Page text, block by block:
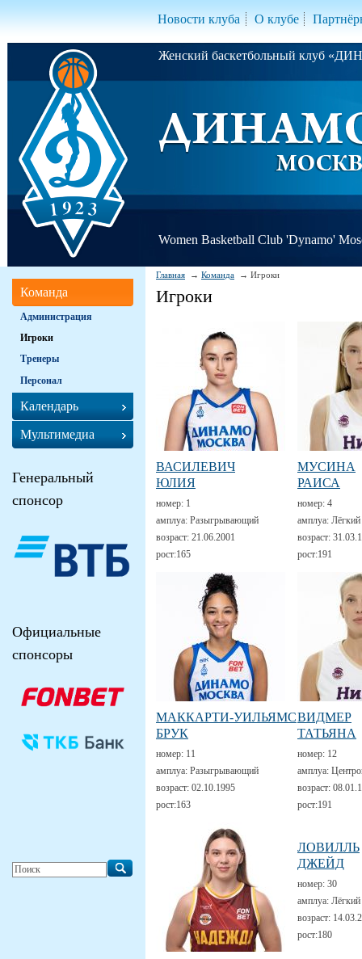
Новости клуба О клубе
Женский баскетбольный клуб
Women Basketball Club 'Dynamo'
Главная Команда Игроки
Игроки
ВАСИЛЕВИЧ
ЮЛИЯ
номер: 1
амплуа: Разыгрывающий
возраст: 21.06.2001
рост:165
МУСИНА
РАИСА
номер: 4
амплуа:
возраст:
рост:191
МАККАРТИ-УИЛЬЯМС
БРУК
номер: 11
амплуа: Разыгрывающий
возраст: 02.10.1995
рост:163
ВИДМЕР
ТАТЬЯНА
номер: 12
амплуа:
возраст:
рост:191
ЛОВИЛЛЬ
ДЖЕЙД
номер: 30
амплуа:
возраст:
рост:180
Команда
Администрация
Игроки
Тренеры
Персонал
Календарь
Мультимедиа
Генеральный
спонсор
Официальные
спонсоры